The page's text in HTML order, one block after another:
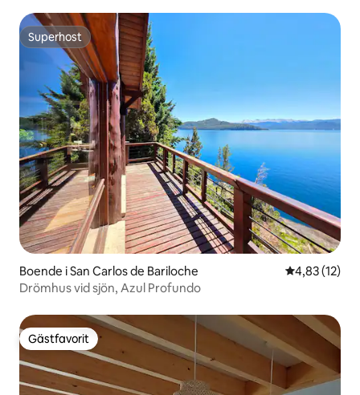
Superhost
Superhost
Boende i San Carlos de Bariloche 4,83 av 5 i
4,83 (12)
Drömhus vid sjön, Azul Profundo
Gästfavorit
Gästfavorit